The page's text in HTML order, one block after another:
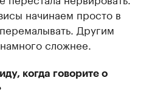
начинаем просто в
Другим
сложнее.
когда говорите о